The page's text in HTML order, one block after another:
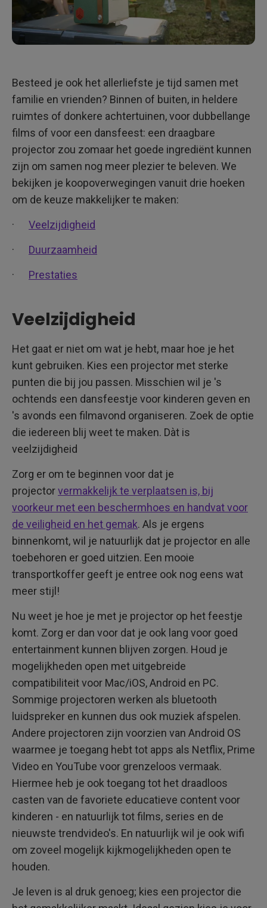
Besteed je ook het allerliefste je tijd samen met
familie en vrienden? Binnen of buiten, in heldere
ruimtes of donkere achtertuinen, voor dubbellange
films of voor een dansfeest: een draagbare
projector zou zomaar het goede ingrediënt kunnen
zijn om samen nog meer plezier te beleven. We
bekijken je koopoverwegingen vanuit drie hoeken
om de keuze makkelijker te maken:
· Veelzijdigheid
· Duurzaamheid
· Prestaties
Veelzijdigheid
Het gaat er niet om wat je hebt, maar hoe je het
kunt gebruiken. Kies een projector met sterke
punten die bij jou passen. Misschien wil je 's
ochtends een dansfeestje voor kinderen geven en
's avonds een filmavond organiseren. Zoek de optie
die iedereen blij weet te maken. Dàt is
veelzijdigheid
Zorg er om te beginnen voor dat je
projectorvermakkelijk te verplaatsen is, bij
voorkeur met een beschermhoes en handvat voor
de veiligheid en het gemak. Als je ergens
binnenkomt, wil je natuurlijk dat je projector en alle
toebehoren er goed uitzien. Een mooie
transportkoffer geeft je entree ook nog eens wat
meer stijl!
Nu weet je hoe je met je projector op het feestje
komt. Zorg er dan voor dat je ook lang voor goed
entertainment kunnen blijven zorgen. Houd je
mogelijkheden open met uitgebreide
compatibiliteit voor Mac/iOS, Android en PC.
Sommige projectoren werken als bluetooth
luidspreker en kunnen dus ook muziek afspelen.
Andere projectoren zijn voorzien van Android OS
waarmee je toegang hebt tot apps als Netflix, Prime
Video en YouTube voor grenzeloos vermaak.
Hiermee heb je ook toegang tot het draadloos
casten van de favoriete educatieve content voor
kinderen - en natuurlijk tot films, series en de
nieuwste trendvideo's. En natuurlijk wil je ook wifi
om zoveel mogelijk kijkmogelijkheden open te
houden.
Je leven is al druk genoeg; kies een projector die